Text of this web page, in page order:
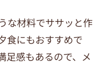
な材料でササッと作
食にもおすすめで
足感もあるので、メ